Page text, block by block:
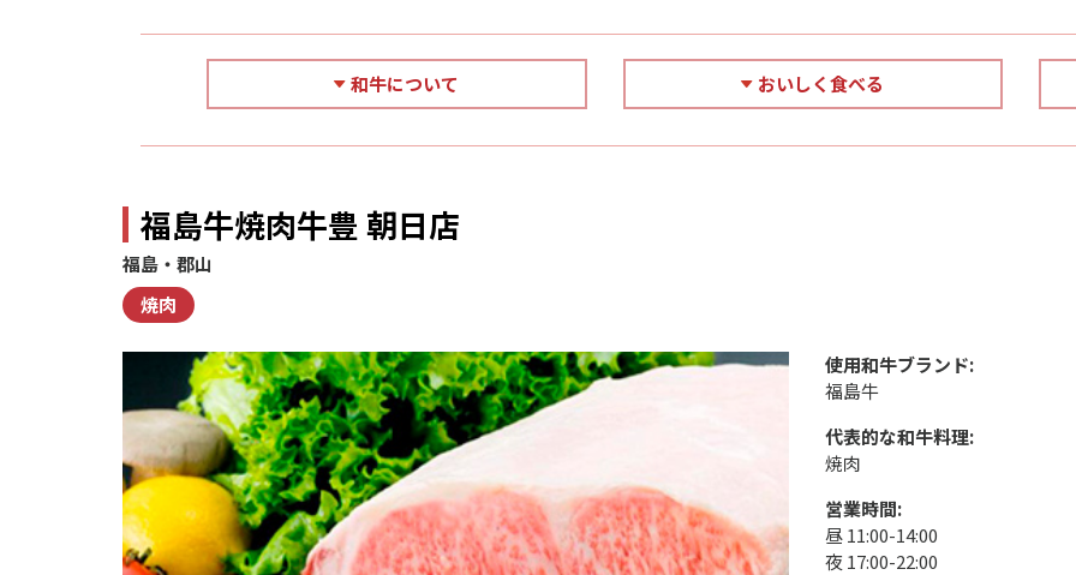
和牛について おいしく食べる
福島牛焼肉牛豊 朝日店
福島・郡山
焼肉
使用和牛ブランド:
福島牛
代表的な和牛料理:
焼肉
営業時間:
昼 11:00-14:00
夜 17:00-22:00